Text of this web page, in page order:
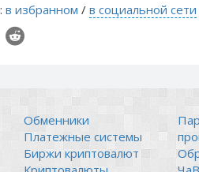
в избранном / в социальной сети
Обменники
Платежные системы
Биржи криптовалют